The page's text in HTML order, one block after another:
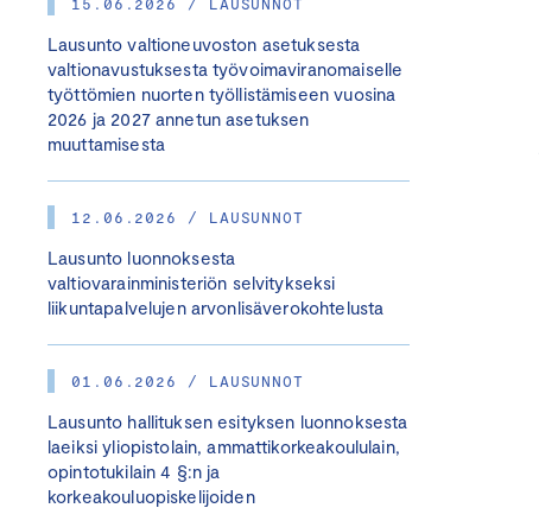
Lausunto valtioneuvoston asetuksesta
valtionavustuksesta työvoimaviranomaiselle
työttömien nuorten työllistämiseen vuosina
2026 ja 2027 annetun asetuksen
muuttamisesta
12.06.2026 / LAUSUNNOT
Lausunto luonnoksesta
valtiovarainministeriön selvitykseksi
liikuntapalvelujen arvonlisäverokohtelusta
01.06.2026 / LAUSUNNOT
Lausunto hallituksen esityksen luonnoksesta
laeiksi yliopistolain, ammattikorkeakoululain,
opintotukilain 4 §:n ja
korkeakouluopiskelijoiden